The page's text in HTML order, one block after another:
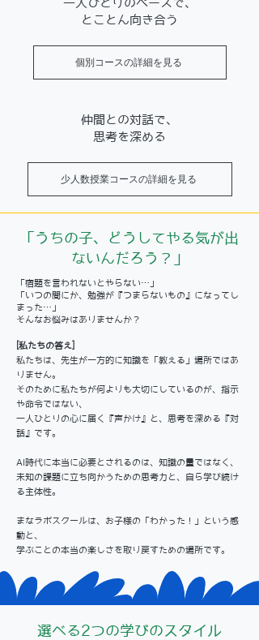
一人ひとりのペースで、
とことん向き合う
個別コースの詳細を見る
仲間との対話で、
思考を深める
少人数授業コースの詳細を見る
「うちの子、どうしてやる気が出
ないんだろう？」
「宿題を言われないとやらない…」
「いつの間にか、勉強が『つまらないもの』になってし
まった…」
そんなお悩みはありませんか？
[私たちの答え]
私たちは、先生が一方的に知識を「教える」場所ではあ
りません。
そのために私たちが何よりも大切にしているのが、指示
や命令ではない、
一人ひとりの心に届く『声かけ』と、思考を深める『対
話』です。
AI時代に本当に必要とされるのは、知識の量ではなく、
未知の課題に立ち向かうための思考力と、自ら学び続け
る主体性。
まなラボスクールは、お子様の「わかった！」という感
動と、
学ぶことの本当の楽しさを取り戻すための場所です。
選べる2つの学びのスタイル